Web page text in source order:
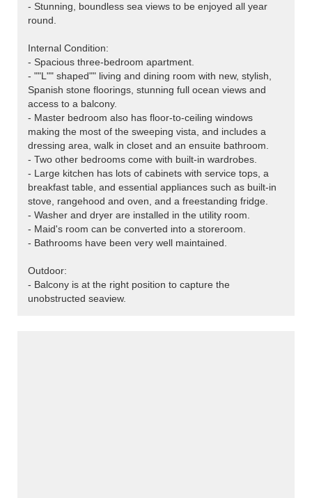
- Stunning, boundless sea views to be enjoyed all year
round.
Internal Condition:
- Spacious three-bedroom apartment.
- ""L"" shaped"" living and dining room with new, stylish,
Spanish stone floorings, stunning full ocean views and
access to a balcony.
- Master bedroom also has floor-to-ceiling windows
making the most of the sweeping vista, and includes a
dressing area, walk in closet and an ensuite bathroom.
- Two other bedrooms come with built-in wardrobes.
- Large kitchen has lots of cabinets with service tops, a
breakfast table, and essential appliances such as built-in
stove, rangehood and oven, and a freestanding fridge.
- Washer and dryer are installed in the utility room.
- Maid's room can be converted into a storeroom.
- Bathrooms have been very well maintained.
Outdoor:
- Balcony is at the right position to capture the
unobstructed seaview.